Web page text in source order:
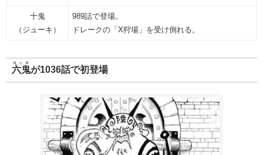
十鬼
（ジューキ）
989話で登場。
ドレークの「X狩場」を受け倒れる。
六鬼
ロッキ
が1036話で初登場